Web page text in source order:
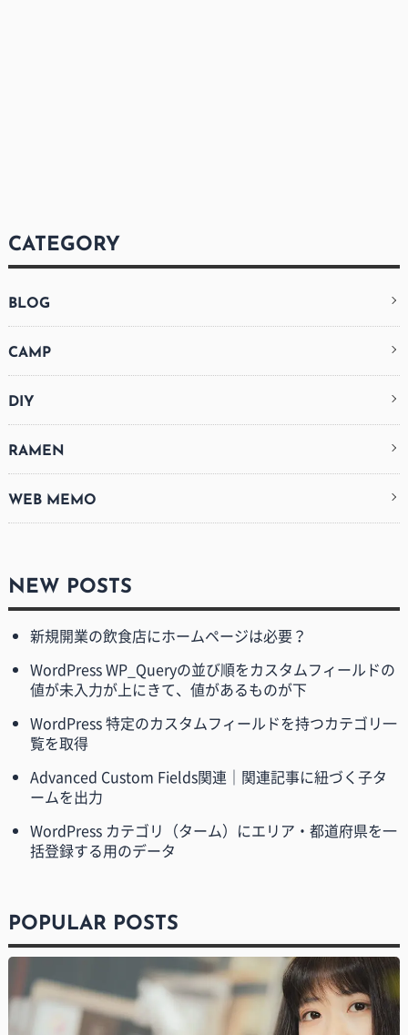
CATEGORY
BLOG
CAMP
DIY
RAMEN
WEB MEMO
NEW POSTS
新規開業の飲食店にホームページは必要？
WordPress WP_Queryの並び順をカスタムフィールドの
値が未入力が上にきて、値があるものが下
WordPress 特定のカスタムフィールドを持つカテゴリ一
覧を取得
Advanced Custom Fields関連｜関連記事に紐づく子タ
ームを出力
WordPress カテゴリ（ターム）にエリア・都道府県を一
括登録する用のデータ
POPULAR POSTS